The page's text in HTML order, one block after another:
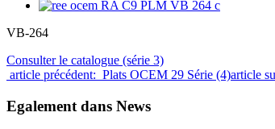
VB-264
Consulter le catalogue (série 3)
article précédent: Plats OCEM 29 Série (4)article
Egalement dans News